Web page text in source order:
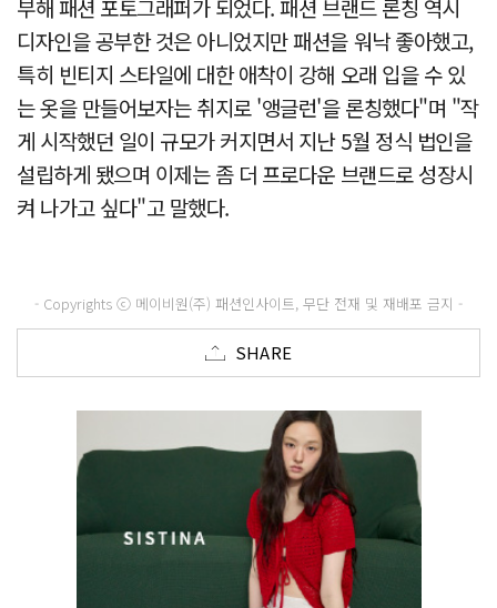
부해 패션 포토그래퍼가 되었다. 패션 브랜드 론칭 역시
디자인을 공부한 것은 아니었지만 패션을 워낙 좋아했고,
특히 빈티지 스타일에 대한 애착이 강해 오래 입을 수 있
는 옷을 만들어보자는 취지로 '앵글런'을 론칭했다"며 "작
게 시작했던 일이 규모가 커지면서 지난 5월 정식 법인을
설립하게 됐으며 이제는 좀 더 프로다운 브랜드로 성장시
켜 나가고 싶다"고 말했다.
- Copyrights ⓒ 메이비원(주) 패션인사이트, 무단 전재 및 재배포 금지 -
SHARE